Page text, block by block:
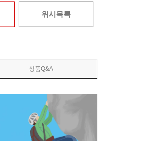
위시목록
상품Q&A